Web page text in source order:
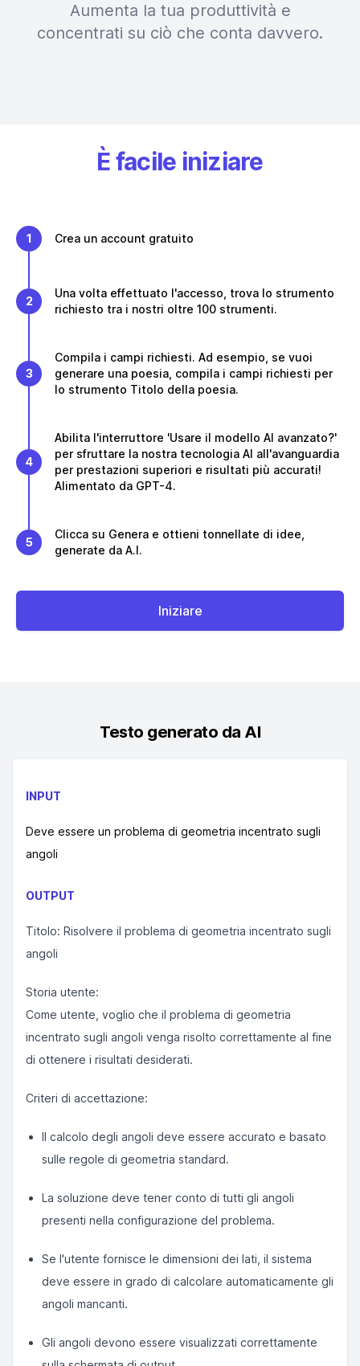
Aumenta la tua produttività e
concentrati su ciò che conta davvero.
È facile iniziare
1 Crea un account gratuito
2
Una volta effettuato l'accesso, trova lo strumento
richiesto tra i nostri oltre 100 strumenti.
3
Compila i campi richiesti. Ad esempio, se vuoi
generare una poesia, compila i campi richiesti per
lo strumento Titolo della poesia.
4
Abilita l'interruttore 'Usare il modello AI avanzato?'
per sfruttare la nostra tecnologia AI all'avanguardia
per prestazioni superiori e risultati più accurati!
Alimentato da GPT-4.
5
Clicca su Genera e ottieni tonnellate di idee,
generate da A.I.
Iniziare
Testo generato da AI
INPUT
Deve essere un problema di geometria incentrato sugli
angoli
OUTPUT
Titolo: Risolvere il problema di geometria incentrato sugli
angoli
Storia utente:
Come utente, voglio che il problema di geometria
incentrato sugli angoli venga risolto correttamente al fine
di ottenere i risultati desiderati.
Criteri di accettazione:
Il calcolo degli angoli deve essere accurato e basato
sulle regole di geometria standard.
La soluzione deve tener conto di tutti gli angoli
presenti nella configurazione del problema.
Se l'utente fornisce le dimensioni dei lati, il sistema
deve essere in grado di calcolare automaticamente gli
angoli mancanti.
Gli angoli devono essere visualizzati correttamente